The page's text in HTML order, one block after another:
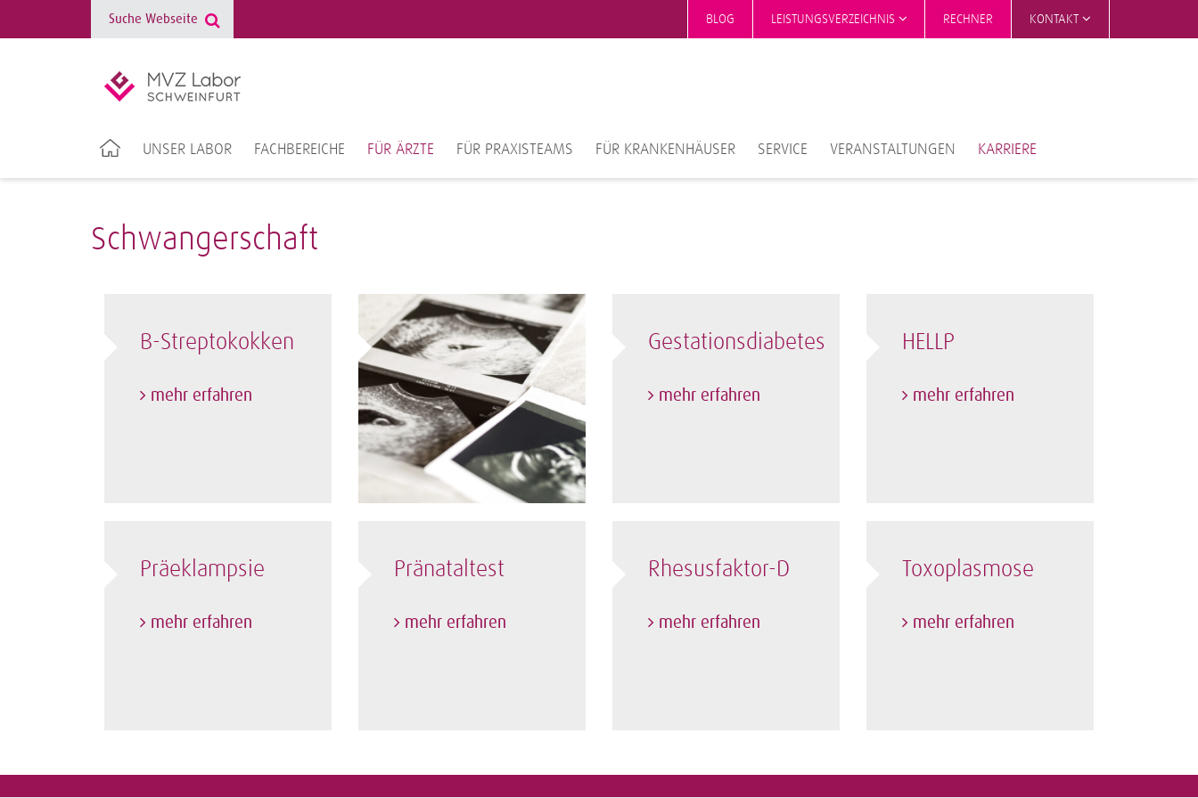
BLOG LEISTUNGSVERZEICHNIS RECHNER KONTAKT
UNSER LABOR FACHBEREICHE FÜR ÄRZTE FÜR PRAXISTEAMS FÜR KRANKENHÄUSER SERVICE VERANSTALTUNGEN KARRIERE
Schwangerschaft
B-Streptokokken
mehr erfahren
Präeklampsie
mehr erfahren
Pränataltest
mehr erfahren
Gestationsdiabetes
mehr erfahren
Rhesusfaktor-D
mehr erfahren
HELLP
mehr erfahren
Toxoplasmose
mehr erfahren